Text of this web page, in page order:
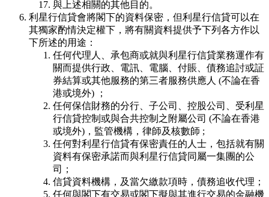
與上述相關的其他目的。
利星行信貸會將閣下的資料保密，但利星行信貸可以在
其獨家酌情決定權下，將有關資料提供予下列各方作以
下所述的用途：
任何代理人、承包商或就與利星行信貸業務運作有
關而提供行政、電訊、電腦、付賬、債務追討或証
券結算或其他服務的第三者服務供應人 (不論在香
港或境外) ；
任何保信財務的分行、子公司、控股公司、受利星
行信貸控制或與合共控制之附屬公司 (不論在香港
或境外)，監管機構，律師及核數師 ;
任何對利星行信貸有保密責任的人士，包括就有關
資料有保密承諾而與利星行信貸同屬一集團的公
司；
信貸資料機構，及當欠繳款項時，債務追收代理；
任何與閣下有交易或閣下擬與其進行交易的金融機